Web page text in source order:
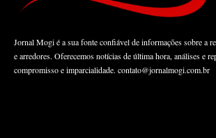
Jornal Mogi é a sua fonte confiável de informações sobre a
e arredores. Oferecemos notícias de última hora, análises e
compromisso e imparcialidade. contato@jornalmogi.com.br